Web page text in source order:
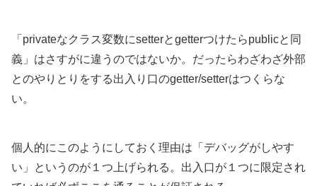
「privateなクラス変数にsetterとgetterつけたらpublicと同
義」はさすがに違うのではないか。だったらわざわざ外部
とのやりとりをする出入り口のgetter/setterはつくらな
い。
個人的にこのようにしておく理由は「デバッグがしやす
い」というのが１つ上げられる。出入口が１つに限定され